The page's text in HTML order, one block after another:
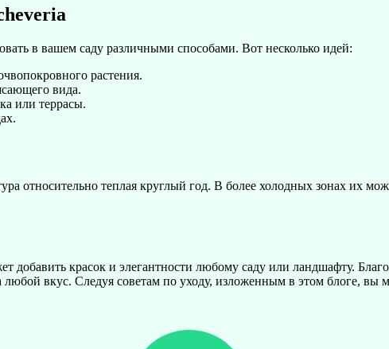
в вашем саду различными способами. Вот несколько идей:
растения.
вида.
или террасы.
относительно теплая круглый год. В более холодных зонах их
добавить красок и элегантности любому саду или ландшафту.
вкус. Следуя советам по уходу, изложенным в этом блоге, вы